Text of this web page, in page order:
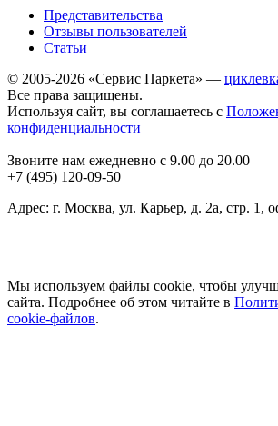
Представительства
Отзывы пользователей
Статьи
© 2005-2026 «Сервис Паркета» —
Все права защищены.
Используя сайт, вы соглашаетесь с
конфиденциальности
Звоните нам ежедневно с 9.00 до 20.00
+7 (495) 120-09-50
Адрес: г. Москва, ул. Карьер, д. 2а, стр. 1,
Мы используем файлы cookie, чтобы
сайта. Подробнее об этом читайте в
cookie-файлов.